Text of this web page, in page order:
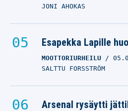
JONI AHOKAS
Esapekka Lapille
MOOTTORIURHEILU
SALTTU FORSSTRÖM
Arsenal rysäytti